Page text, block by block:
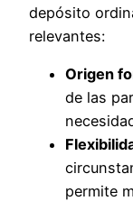
depósito
relevantes:
Origen
de las
permite